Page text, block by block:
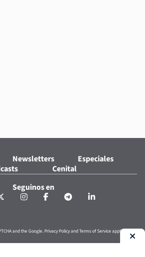
Newsletters
Especiales
Cenital
Seguinos en
and the Google. Privacy PolicyandTerms of Serviceapply.